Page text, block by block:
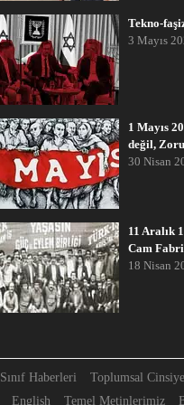
Tekno-
3 Mayıs
1 Mayıs
değil,
30 Nisan
11 Aralık
Cam
18 Nisan
Sınıf Haberleri Toplumsal
English Temel Metinlerimiz